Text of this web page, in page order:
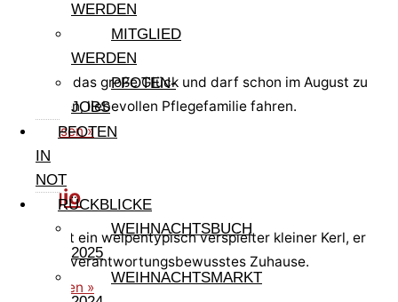
WERDEN
MITGLIED
WERDEN
PFOTEN-
JOBS
PFOTEN
IN
NOT
RÜCKBLICKE
WEIHNACHTSBUCH
2025
WEIHNACHTSMARKT
Adam
Adam hat das große Glück und darf schon im August zu
einer tollen, liebevollen Pflegefamilie fahren.
weiterlesen »
Giorgio
Giorgio ist ein welpentypisch verspielter kleiner Kerl, er
sucht ein verantwortungsbewusstes Zuhause.
weiterlesen »